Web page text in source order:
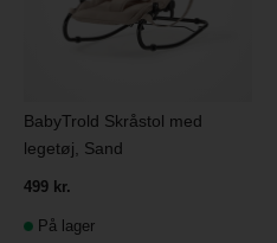
BabyTrold Skråstol med
legetøj, Sand
499 kr.
På lager